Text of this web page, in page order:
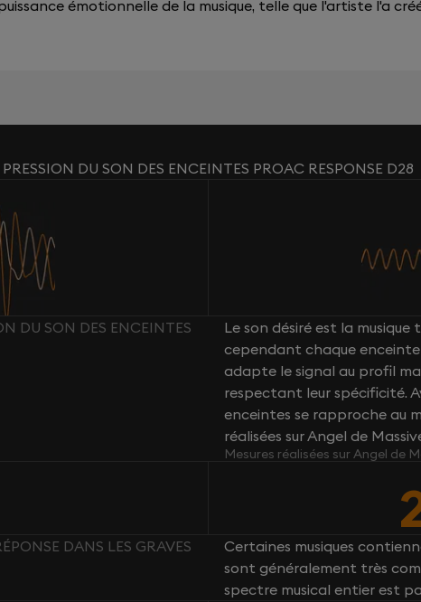
émotionnelle de la musique, telle que l'artiste l'a
PRESSION DU SON DES ENCEINTES PROAC RESPONSE D28
DU SON DES ENCEINTES
Le son désiré est la musique
cependant chaque
adapte le signal au profil
respectant leur spécificité.
enceintes se rapproche au
réalisées sur Angel de
Mesures réalisées sur Angel de
DANS LES GRAVES
Certaines musiques
sont généralement très
spectre musical entier est